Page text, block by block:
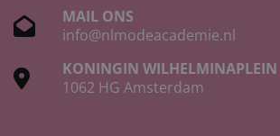
MAIL ONS
info@nlmodeacademie.nl
KONINGIN WILHELMINAPLEIN
1062 HG Amsterdam